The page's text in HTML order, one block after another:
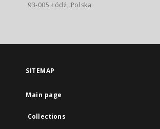
93-005 Łódź, Polska
SITEMAP
Main page
Collections